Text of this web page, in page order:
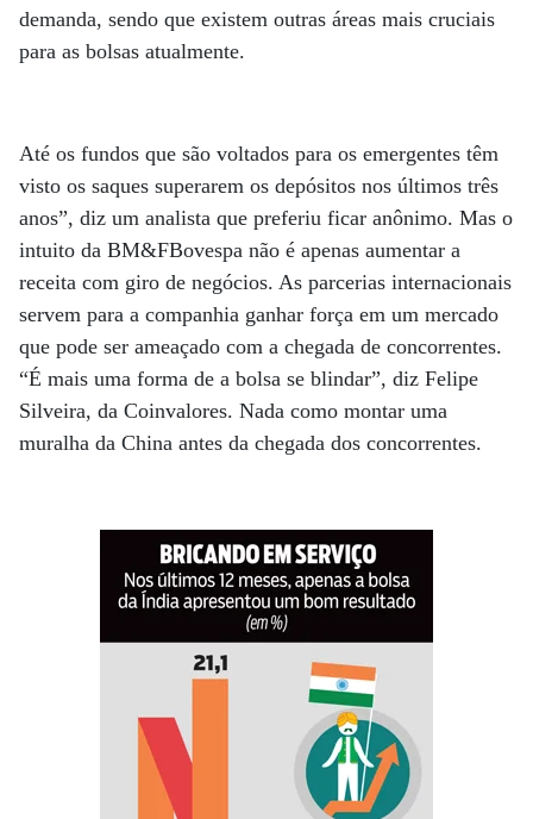
demanda, sendo que existem outras áreas mais cruciais
para as bolsas atualmente.
Até os fundos que são voltados para os emergentes têm
visto os saques superarem os depósitos nos últimos três
anos”, diz um analista que preferiu ficar anônimo. Mas o
intuito da BM&FBovespa não é apenas aumentar a
receita com giro de negócios. As parcerias internacionais
servem para a companhia ganhar força em um mercado
que pode ser ameaçado com a chegada de concorrentes.
“É mais uma forma de a bolsa se blindar”, diz Felipe
Silveira, da Coinvalores. Nada como montar uma
muralha da China antes da chegada dos concorrentes.